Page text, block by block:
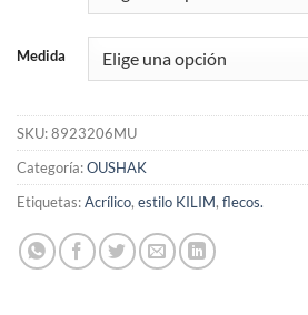
Medida
SKU:8923206MU
Categoría:OUSHAK
Etiquetas:Acrílico, estilo KILIM, flecos.